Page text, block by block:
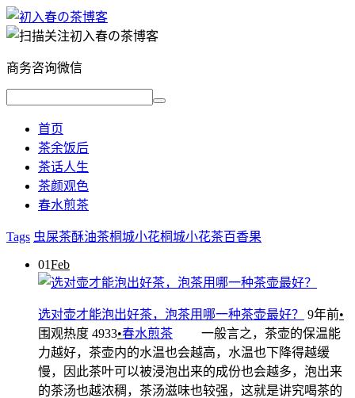
商务咨询微信
首页
茶余饭后
茶话人生
茶颜观色
春水煎茶
Tags 虫屎茶酥油茶桐城小花桐城小花茶百香果
01Feb
选对壶才能泡出好茶，泡茶用哪一种茶壶最好？ 9年前•
围观热度 4933•春水煎茶
一般言之，茶壶的保温能
力越好，茶壶内的水温也会越高，水温也下降得越缓
慢，因此茶叶可以被浸泡出来的成份也会越多，泡出来
的茶汤也越浓稠，茶汤滋味也较强，这就是讲究喝茶的